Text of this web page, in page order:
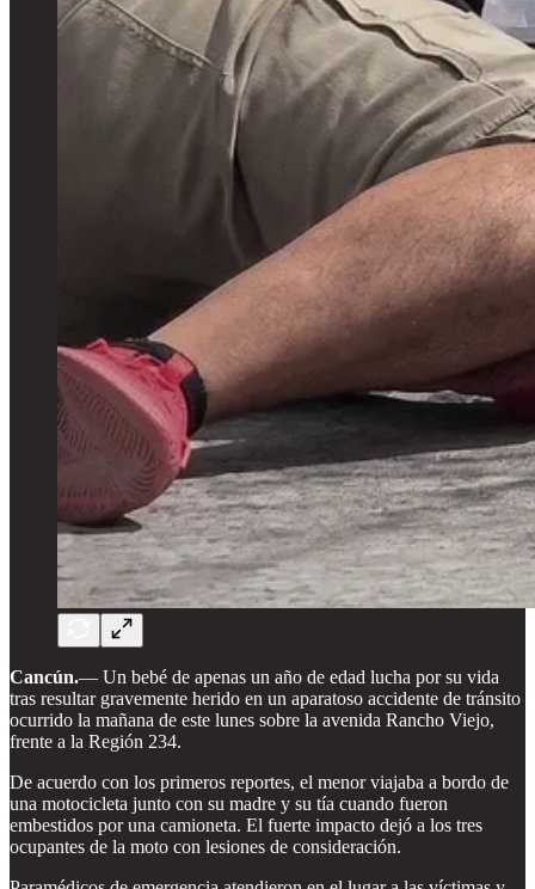
Cancún.— Un bebé de apenas un año de edad lucha por su vida
tras resultar gravemente herido en un aparatoso accidente de tránsito
ocurrido la mañana de este lunes sobre la avenida Rancho Viejo,
frente a la Región 234.
De acuerdo con los primeros reportes, el menor viajaba a bordo de
una motocicleta junto con su madre y su tía cuando fueron
embestidos por una camioneta. El fuerte impacto dejó a los tres
ocupantes de la moto con lesiones de consideración.